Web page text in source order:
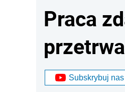
Praca
Subskrybuj